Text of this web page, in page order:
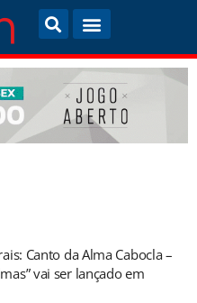
Canto da Alma Cabocla –
vai ser lançado em